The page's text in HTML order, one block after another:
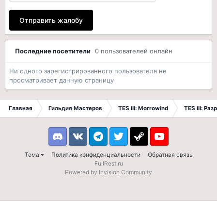
Отправить жалобу
Последние посетители 0 пользователей онлайн
Ни одного зарегистрированного пользователя не
просматривает данную страницу
Главная Гильдия Мастеров TES III: Morrowind TES III:
Тема Политика конфиденциальности Обратная связь
DiscordVK TelegramTwitter Steam Youtube
FullRest.ru
Powered by Invision Community